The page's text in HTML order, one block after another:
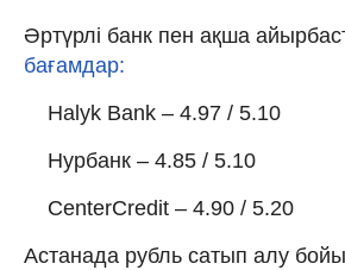
Әртүрлі банк пен ақша
бағамдар:
Halyk Bank – 4.97 / 5.10
Нурбанк – 4.85 / 5.10
CenterCredit – 4.90 / 5.20
Астанада рубль сатып алу